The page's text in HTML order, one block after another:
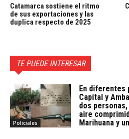
Catamarca sostiene el ritmo
de sus exportaciones y las
duplica respecto de 2025
TE PUEDE INTERESAR
Policiales
En diferentes
Capital y
dos
aire
Marihuana y